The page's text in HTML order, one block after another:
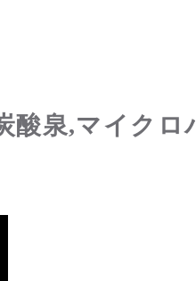
酸泉,マイクロ